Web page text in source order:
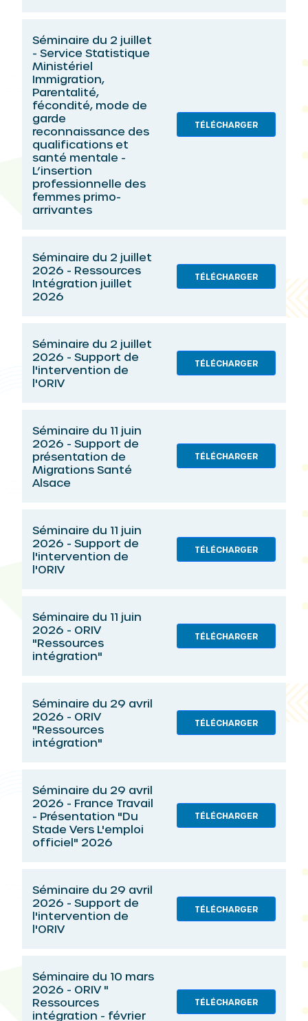
Séminaire du 2 juillet
- Service Statistique
Ministériel
Immigration,
Parentalité,
fécondité, mode de
garde
reconnaissance des
qualifications et
santé mentale -
L’insertion
professionnelle des
femmes primo-
arrivantes
TÉLÉCHARGER
Séminaire du 2 juillet
2026 - Ressources
Intégration juillet
2026
TÉLÉCHARGER
Séminaire du 2 juillet
2026 - Support de
l'intervention de
l'ORIV
TÉLÉCHARGER
Séminaire du 11 juin
2026 - Support de
présentation de
Migrations Santé
Alsace
TÉLÉCHARGER
Séminaire du 11 juin
2026 - Support de
l'intervention de
l'ORIV
TÉLÉCHARGER
Séminaire du 11 juin
2026 - ORIV
"Ressources
intégration"
TÉLÉCHARGER
Séminaire du 29 avril
2026 - ORIV
"Ressources
intégration"
TÉLÉCHARGER
Séminaire du 29 avril
2026 - France Travail
- Présentation "Du
Stade Vers L'emploi
officiel" 2026
TÉLÉCHARGER
Séminaire du 29 avril
2026 - Support de
l'intervention de
l'ORIV
TÉLÉCHARGER
Séminaire du 10 mars
2026 - ORIV "
Ressources
intégration - février
TÉLÉCHARGER